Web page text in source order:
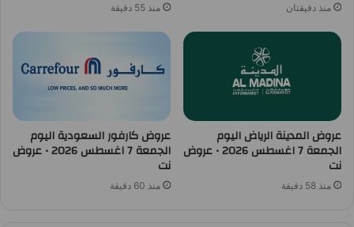
منذ دقيقتان منذ 55 دقيقة
عروض المدينة الرياض اليوم
الجمعة 7 اغسطس 2026 • عروض
نت
منذ 58 دقيقة
عروض كارفور السعودية اليوم
الجمعة 7 اغسطس 2026 • عروض
نت
منذ 60 دقيقة